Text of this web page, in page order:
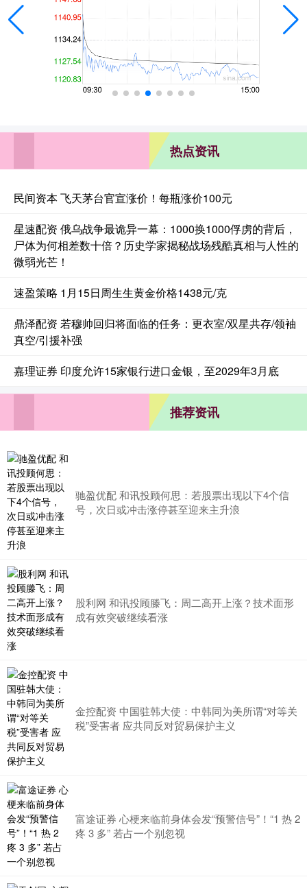
热点资讯
民间资本 飞天茅台官宣涨价！每瓶涨价100元
星速配资 俄乌战争最诡异一幕：1000换1000俘虏的背后，
尸体为何相差数十倍？历史学家揭秘战场残酷真相与人性的
微弱光芒！
速盈策略 1月15日周生生黄金价格1438元/克
鼎泽配资 若穆帅回归将面临的任务：更衣室/双星共存/领袖
真空/引援补强
嘉理证券 印度允许15家银行进口金银，至2029年3月底
推荐资讯
驰盈优配 和讯投顾何思：若股票出现以下4个信
号，次日或冲击涨停甚至迎来主升浪
股利网 和讯投顾滕飞：周二高开上涨？技术面形
成有效突破继续看涨
金控配资 中国驻韩大使：中韩同为美所谓“对等关
税”受害者 应共同反对贸易保护主义
富途证券 心梗来临前身体会发“预警信号”！“1 热 2
疼 3 多” 若占一个别忽视